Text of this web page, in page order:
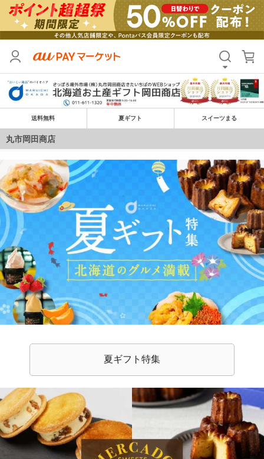
送料無料 夏ギフト スイーツまる
丸市岡田商店